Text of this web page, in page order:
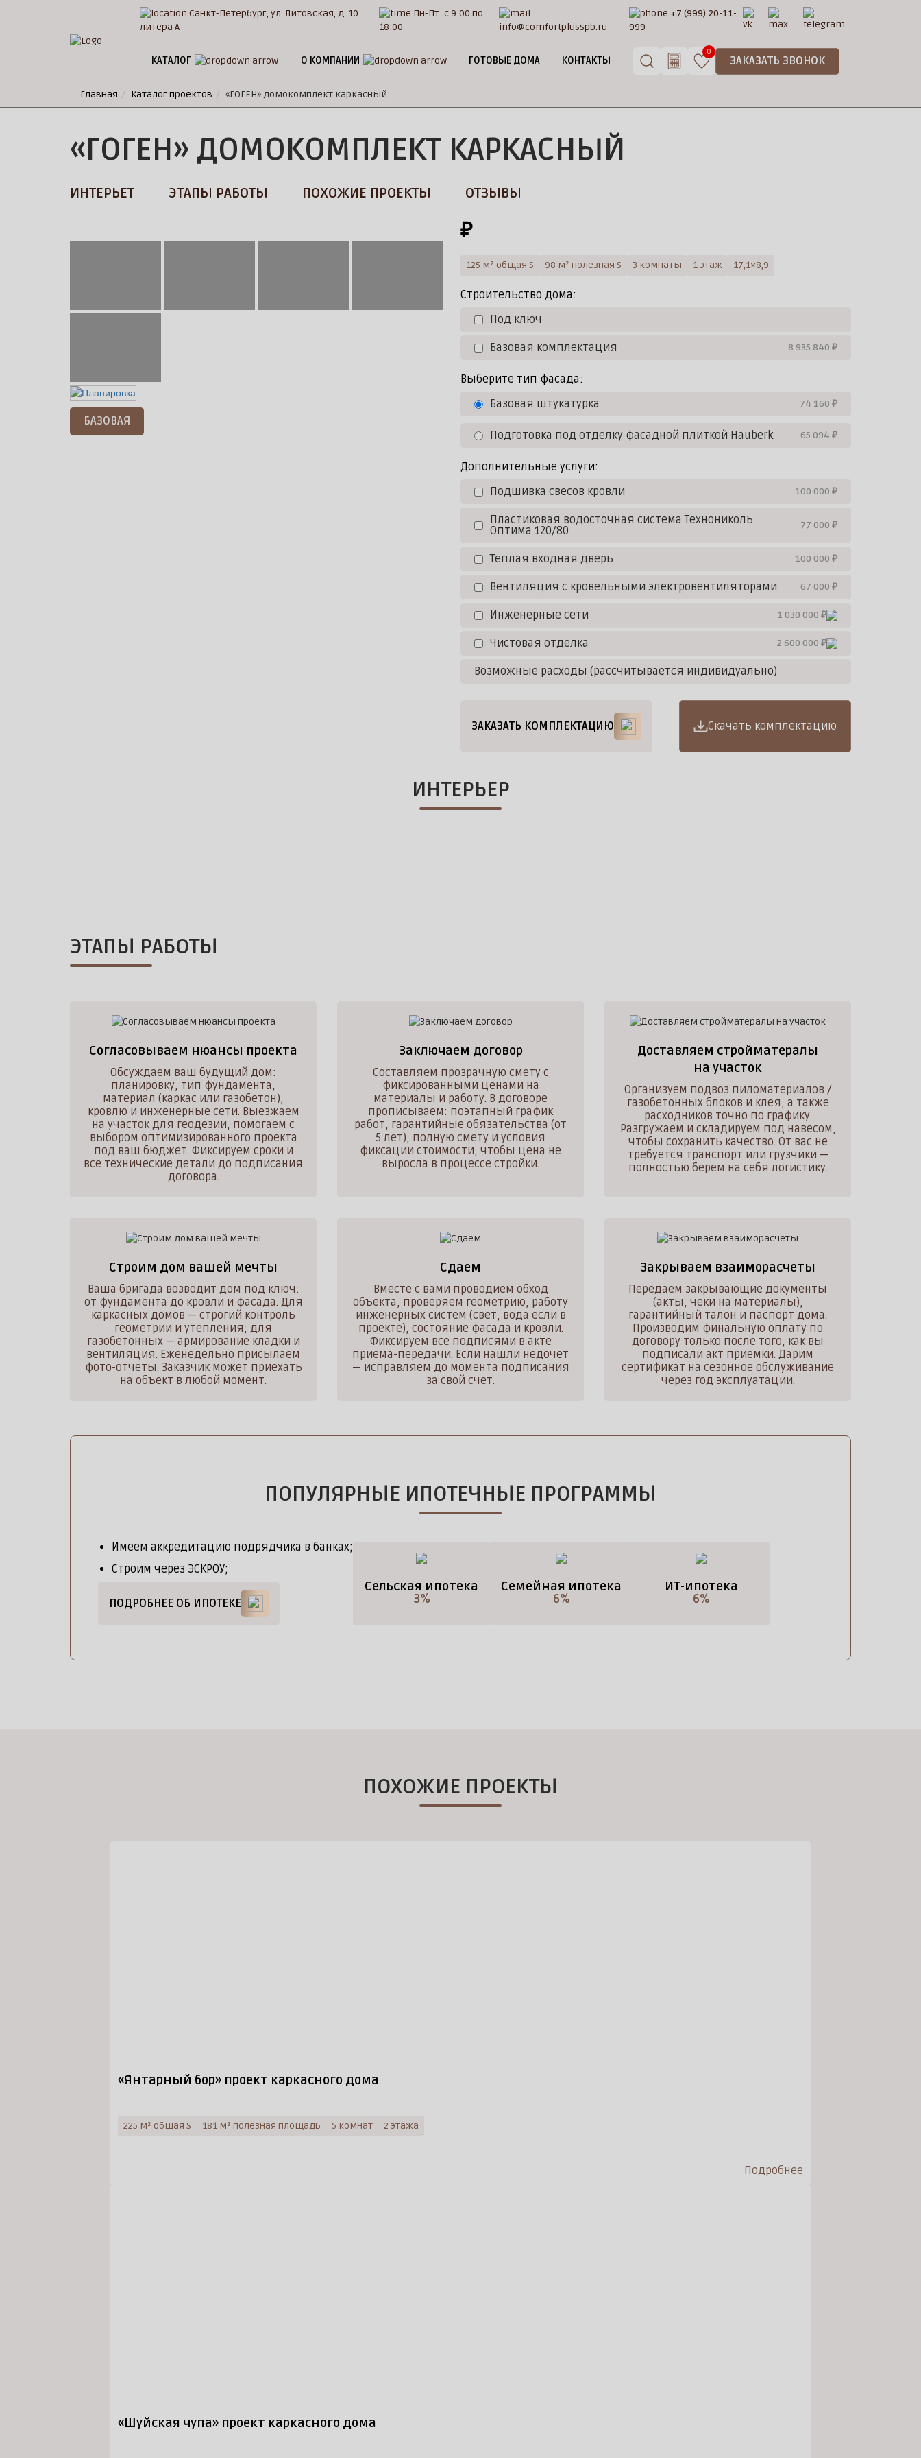
Санкт-Петербург, ул. Литовская, д. 10
литера А
Пн-Пт: с 9:00 по
18:00
info@comfortplusspb.ru
+7 (999) 20-11-
999
КАТАЛОГ О КОМПАНИИ ГОТОВЫЕ ДОМА КОНТАКТЫ
0
ЗАКАЗАТЬ ЗВОНОК
Главная Каталог проектов «ГОГЕН» домокомплект каркасный
«ГОГЕН» ДОМОКОМПЛЕКТ КАРКАСНЫЙ
ИНТЕРЬЕТ ЭТАПЫ РАБОТЫ ПОХОЖИЕ ПРОЕКТЫ ОТЗЫВЫ
БАЗОВАЯ
₽
125 м² общая S 98 м² полезная S 3 комнаты 1 этаж 17,1×8,9
Строительство дома:
Под ключ
Базовая комплектация 8 935 840 ₽
Выберите тип фасада:
Базовая штукатурка
74 160 ₽
Подготовка под отделку фасадной плиткой Hauberk 65 094 ₽
Дополнительные услуги:
Подшивка свесов кровли
100 000 ₽
Пластиковая водосточная система Технониколь
Оптима 120/80
77 000 ₽
Теплая входная дверь 100 000 ₽
Вентиляция с кровельными электровентиляторами 67 000 ₽
Инженерные сети 1 030 000 ₽
Чистовая отделка 2 600 000 ₽
Возможные расходы (рассчитывается индивидуально)
ЗАКАЗАТЬ КОМПЛЕКТАЦИЮ Скачать комплектацию
ИНТЕРЬЕР
ЭТАПЫ РАБОТЫ
Согласовываем нюансы проекта
Обсуждаем ваш будущий дом:
планировку, тип фундамента,
материал (каркас или газобетон),
кровлю и инженерные сети. Выезжаем
на участок для геодезии, помогаем с
выбором оптимизированного проекта
под ваш бюджет. Фиксируем сроки и
все технические детали до подписания
договора.
Заключаем договор
Составляем прозрачную смету с
фиксированными ценами на
материалы и работу. В договоре
прописываем: поэтапный график
работ, гарантийные обязательства (от
5 лет), полную смету и условия
фиксации стоимости, чтобы цена не
выросла в процессе стройки.
Доставляем стройматералы
на участок
Организуем подвоз пиломатериалов /
газобетонных блоков и клея, а также
расходников точно по графику.
Разгружаем и складируем под навесом,
чтобы сохранить качество. От вас не
требуется транспорт или грузчики —
полностью берем на себя логистику.
Строим дом вашей мечты
Ваша бригада возводит дом под ключ:
от фундамента до кровли и фасада. Для
каркасных домов — строгий контроль
геометрии и утепления; для
газобетонных — армирование кладки и
вентиляция. Еженедельно присылаем
фото-отчеты. Заказчик может приехать
на объект в любой момент.
Сдаем
Вместе с вами проводием обход
объекта, проверяем геометрию, работу
инженерных систем (свет, вода если в
проекте), состояние фасада и кровли.
Фиксируем все подписями в акте
приема-передачи. Если нашли недочет
— исправляем до момента подписания
за свой счет.
Закрываем взаиморасчеты
Передаем закрывающие документы
(акты, чеки на материалы),
гарантийный талон и паспорт дома.
Производим финальную оплату по
договору только после того, как вы
подписали акт приемки. Дарим
сертификат на сезонное обслуживание
через год эксплуатации.
ПОПУЛЯРНЫЕ ИПОТЕЧНЫЕ ПРОГРАММЫ
Имеем аккредитацию подрядчика в банках;
Строим через ЭСКРОУ;
ПОДРОБНЕЕ ОБ ИПОТЕКЕ
Сельская ипотека
3%
Семейная ипотека
6%
ИТ-ипотека
6%
ПОХОЖИЕ ПРОЕКТЫ
«Янтарный бор» проект каркасного дома
225 м² общая S 181 м² полезная площадь 5 комнат 2 этажа
Подробнее
«Шуйская чупа» проект каркасного дома